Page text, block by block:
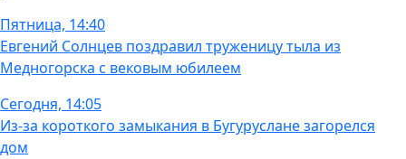
Пятница, 14:40
Евгений Солнцев поздравил труженицу тыла из
Медногорска с вековым юбилеем
Сегодня, 14:05
Из-за короткого замыкания в Бугуруслане загорелся
дом